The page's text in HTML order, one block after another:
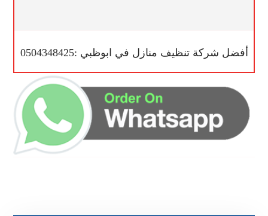
أفضل شركة تنظيف منازل في ابوظبي :0504348425